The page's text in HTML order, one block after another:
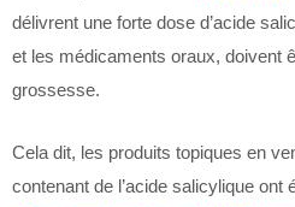
délivrent une forte dose d’acide
et les médicaments oraux, doivent
grossesse.
Cela dit, les produits topiques en
contenant de l’acide salicylique ont